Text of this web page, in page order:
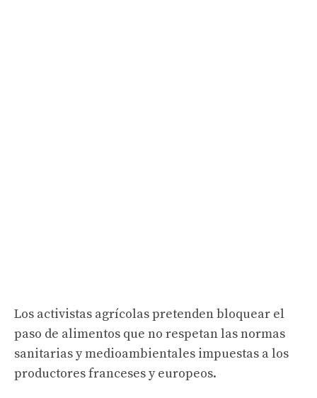
Los activistas agrícolas pretenden bloquear el
paso de alimentos que no respetan las normas
sanitarias y medioambientales impuestas a los
productores franceses y europeos.